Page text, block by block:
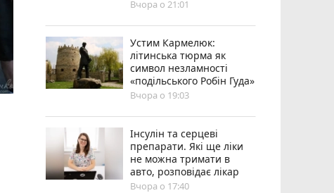
Вчора о 21:01
Устим Кармелюк:
літинська тюрма як
символ незламності
«подільського Робін Гуда»
Вчора о 19:03
Інсулін та серцеві
препарати. Які ще ліки
не можна тримати в
авто, розповідає лікар
Вчора о 17:40